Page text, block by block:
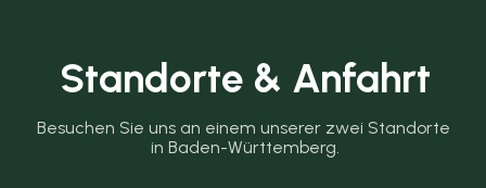
Standorte & Anfahrt
Besuchen Sie uns an einem unserer zwei Standorte
in Baden-Württemberg.